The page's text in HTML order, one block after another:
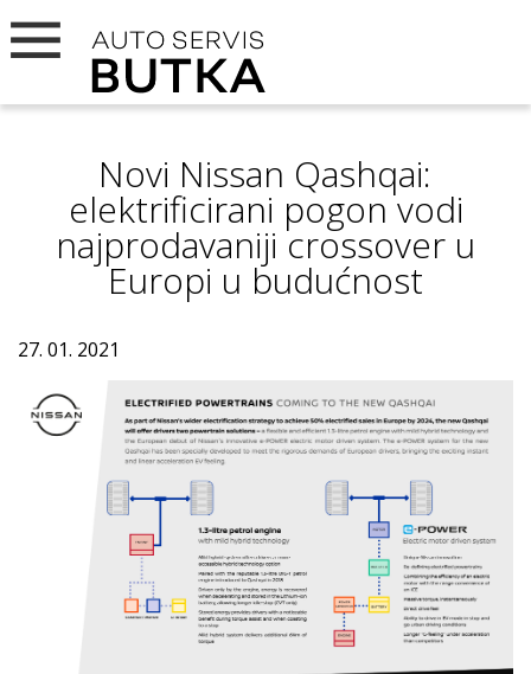
Novi Nissan Qashqai:
elektrificirani pogon vodi
najprodavaniji crossover u
Europi u budućnost
27. 01. 2021